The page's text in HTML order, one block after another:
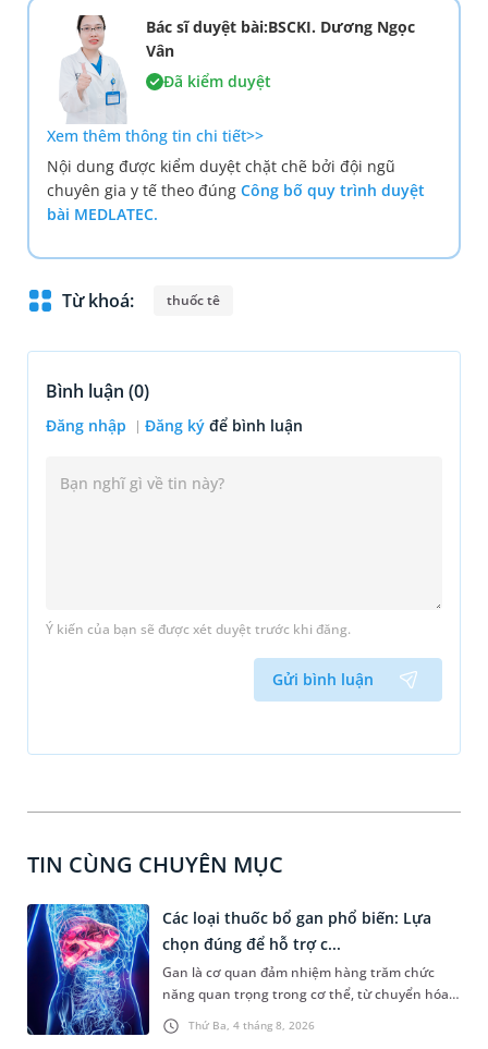
Bác sĩ duyệt bài:BSCKI. Dương Ngọc
Vân
Đã kiểm duyệt
Xem thêm thông tin chi tiết>>
Nội dung được kiểm duyệt chặt chẽ bởi đội ngũ
chuyên gia y tế theo đúng Công bố quy trình duyệt
bài MEDLATEC.
Từ khoá: thuốc tê
Bình luận (0)
Đăng nhập Đăng ký để bình luận
Ý kiến của bạn sẽ được xét duyệt trước khi đăng.
Gửi bình luận
TIN CÙNG CHUYÊN MỤC
Thứ Ba, 4 tháng 8, 2026
Các loại thuốc bổ gan phổ biến: Lựa
chọn đúng để hỗ trợ c...
Gan là cơ quan đảm nhiệm hàng trăm chức
năng quan trọng trong cơ thể, từ chuyển hóa
dinh dưỡng, thải độc đến tổng hợp các chất
cần thiết cho sự sống. Với mong muốn duy trì